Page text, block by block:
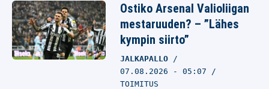
Ostiko Arsenal Valioliigan
mestaruuden? – ”Lähes
kympin siirto”
JALKAPALLO
07.08.2026 - 05:07
TOIMITUS